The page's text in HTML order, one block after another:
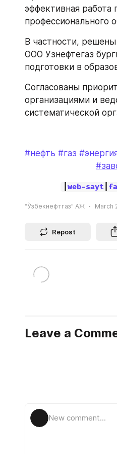
эффективная
профессионального
В частности,
ООО Узнефтегаз
подготовки в
Согласованы
организациями и
систематической
#нефть #газ
web-sayt
“Ўзбекнефтгаз” АЖ March
Repost
Leave a